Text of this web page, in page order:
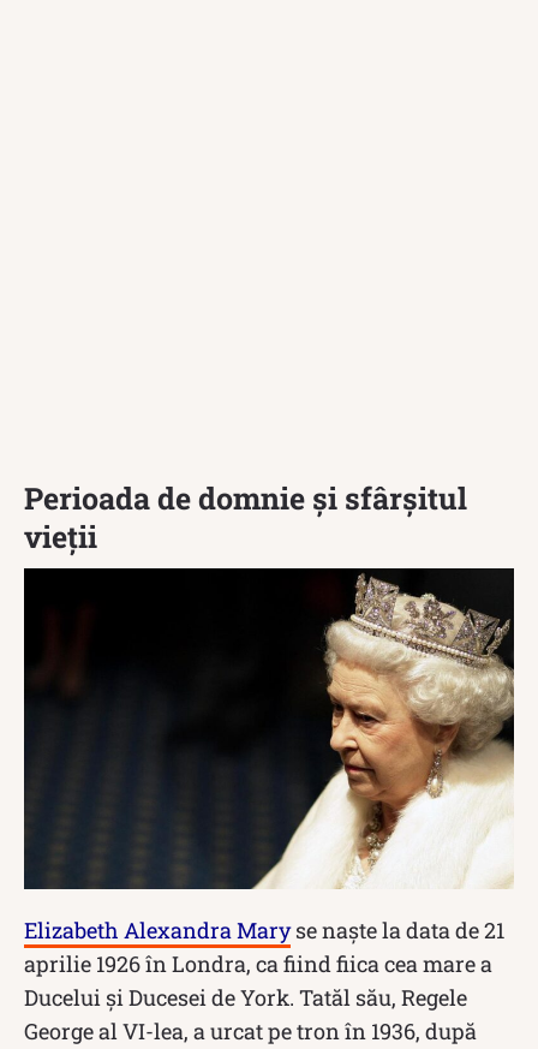
Perioada de domnie și sfârșitul
vieții
Elizabeth Alexandra Maryse naște la data de 21
aprilie 1926 în Londra, ca fiind fiica cea mare a
Ducelui și Ducesei de York. Tatăl său, Regele
George al VI-lea, a urcat pe tron în 1936, după